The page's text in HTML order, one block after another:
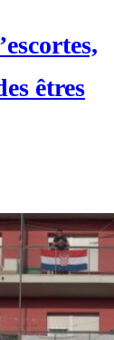
êtres